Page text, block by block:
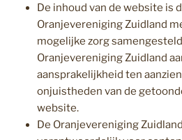
De inhoud van de website is
Oranjevereniging Zuidland
mogelijke zorg
Oranjevereniging Zuidland
aansprakelijkheid ten
onjuistheden van de
website.
De Oranjevereniging